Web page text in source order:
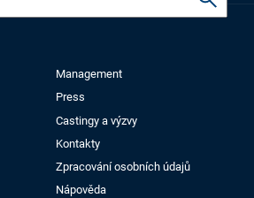
Management
Press
Castingy a výzvy
Kontakty
Zpracování osobních údajů
Nápověda